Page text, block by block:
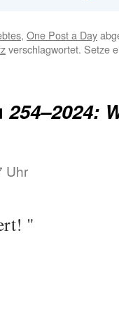
, One Post a Day
verschlagwortet. Setze
254–2024:
Uhr
"